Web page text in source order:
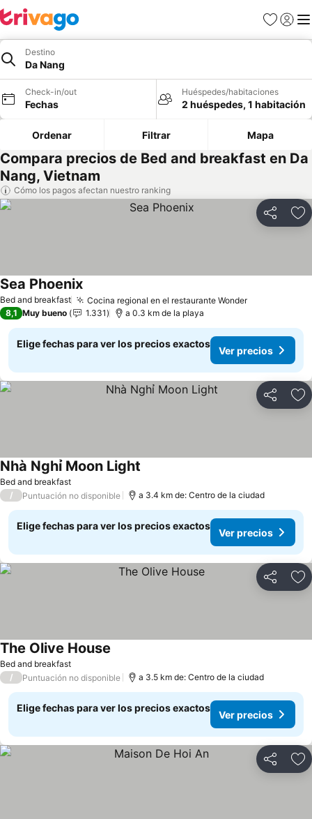
Favoritos
Iniciar
Destino
Da Nang
Check-in/out
Fechas
Huéspedes/habitaciones
2 huéspedes, 1 habitación
Ordenar Filtrar Mapa
Compara precios de Bed and breakfast en Da
Nang, Vietnam
Cómo los pagos afectan nuestro ranking
Compartir
Bed and breakfast Cocina regional en el restaurante WonderVer precios
Sea PhoenixVer precios
8,1 Muy bueno 1.331 a 0.3 km de la playa
Elige fechas para ver los precios exactos
Ver precios
Compartir
Bed and breakfast
Nhà Nghỉ Moon Light
/ Puntuación no disponible a 3.4 km de: Centro de la ciudad
Elige fechas para ver los precios exactos
Ver precios
Compartir
Bed and breakfast
The Olive House
/ Puntuación no disponible a 3.5 km de: Centro de la ciudad
Elige fechas para ver los precios exactos
Ver precios
Compartir